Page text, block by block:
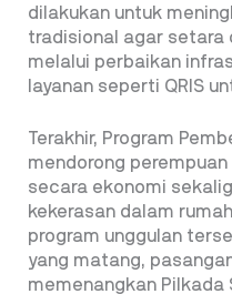
dilakukan untuk
tradisional agar setara
melalui perbaikan
layanan seperti QRIS
Terakhir, Program
mendorong
secara ekonomi
kekerasan dalam
program unggulan
yang matang,
memenangkan Pilkada